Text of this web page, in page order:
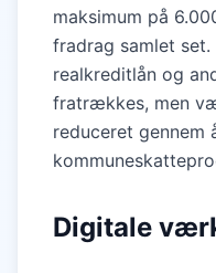
maksimum på
fradrag samlet
realkreditlån og
fratrækkes, men
reduceret gennem
Digitale